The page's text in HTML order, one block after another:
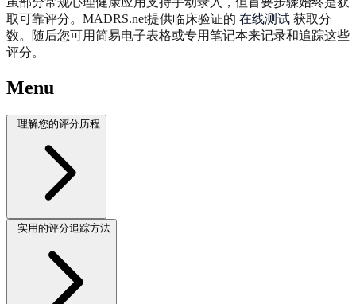
取可靠评分。MADRS.net提供临床验证的 在线测试 获取分
数。随后您可用简易电子表格或专用笔记本来记录和追踪这些
评分。
Menu
理解您的评分历程
实用的评分追踪方法